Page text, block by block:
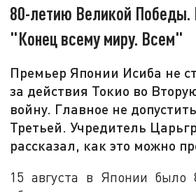
80-летию Великой
"Конец всему миру. Всем"
Премьер Японии Исиба не
за действия Токио во
войну. Главное не
Третьей. Учредитель
рассказал, как это можно
15 августа в Японии было